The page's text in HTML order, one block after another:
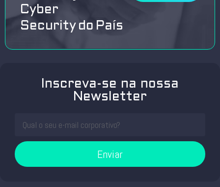
Cyber
Security do País
Inscreva-se na nossa
Newsletter
Enviar